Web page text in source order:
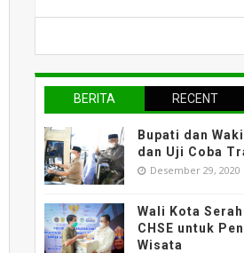
BERITA
RECENT
Bupati dan
dan Uji Coba
Desember 29, 2020
Wali Kota
CHSE untuk
Wisata